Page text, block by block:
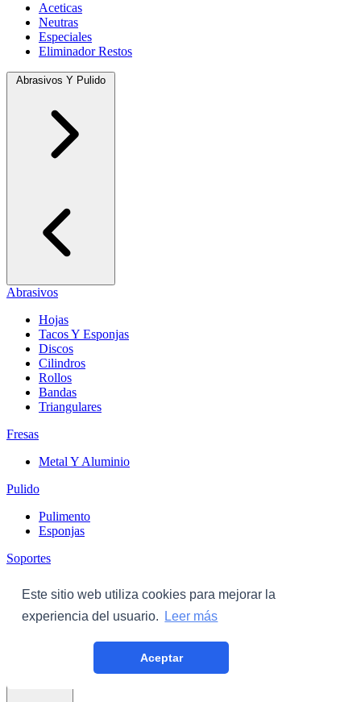
Este sitio web utiliza cookies para mejorar la
experiencia del usuario.
Leer más
Aceptar
Aceticas
Neutras
Especiales
Eliminador Restos
Abrasivos Y Pulido
Abrasivos
Hojas
Tacos Y Esponjas
Discos
Cilindros
Rollos
Bandas
Triangulares
Fresas
Metal Y Aluminio
Pulido
Pulimento
Esponjas
Soportes
Triangulares